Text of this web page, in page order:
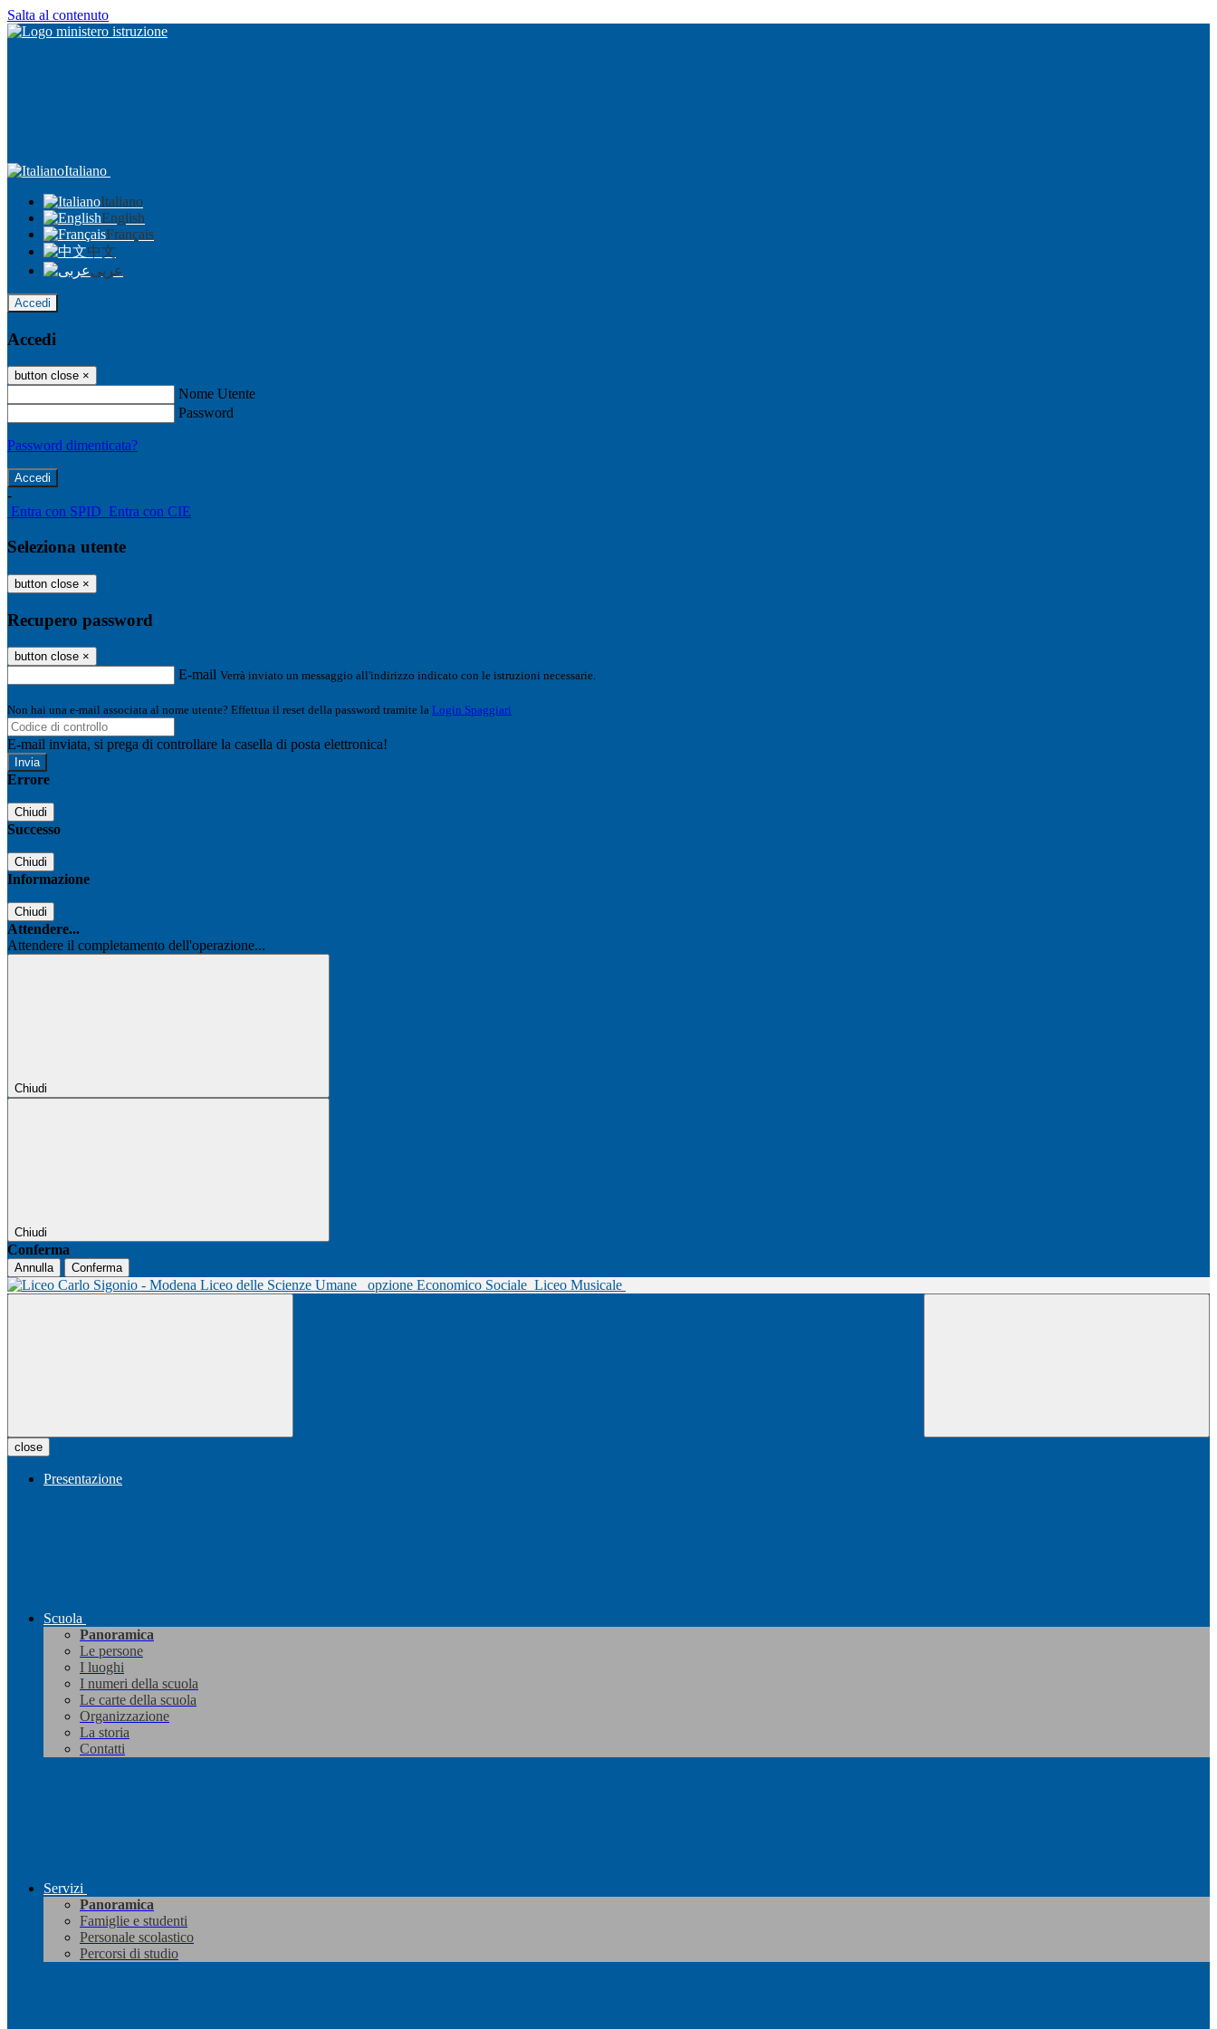
Salta al contenuto
Italiano
Italiano
English
Français
中文
عربى
Accedi
Accedi
button close ×
Nome Utente
Password
Password dimenticata?
-
Entra con SPID Entra con CIE
Seleziona utente
button close ×
Recupero password
button close ×
E-mail Verrà inviato un messaggio all'indirizzo indicato con le istruzioni necessarie.
Non hai una e-mail associata al nome utente? Effettua il reset della password tramite la Login Spaggiari
E-mail inviata, si prega di controllare la casella di posta elettronica!
Errore
Chiudi
Successo
Chiudi
Informazione
Chiudi
Attendere...
Attendere il completamento dell'operazione...
Chiudi
Chiudi
Conferma
Annulla Conferma
Liceo delle Scienze Umane opzione Economico Sociale Liceo Musicale
close
Presentazione
Scuola
Panoramica
Le persone
I luoghi
I numeri della scuola
Le carte della scuola
Organizzazione
La storia
Contatti
Servizi
Panoramica
Famiglie e studenti
Personale scolastico
Percorsi di studio